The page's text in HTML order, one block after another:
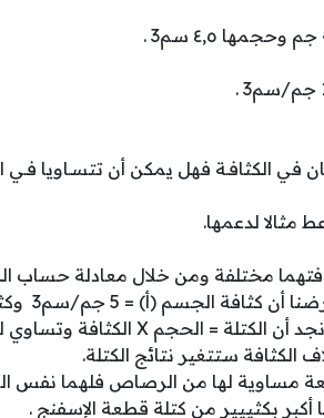
في الكثافـة فهل يمكن أن تتسـاويا فـي
مثالا لدعمها.
مختلفة ومن خلال معادلة حساب
مساوية لها من الرصاص فلهما نفس
بكثييير من كتلة قطعة الإسفنج .